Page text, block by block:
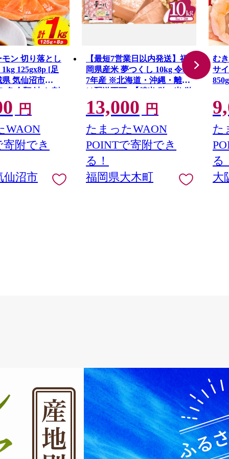
ン 切り落とし
125gx8p [足
気仙沼市
魚介類 鮭 お刺
身 生 生食 個
銀鮭 海鮮 海鮮
円
WAON
寄附でき
仙沼市
【最短7営業日以内発送】福
岡県産米 夢つくし 10kg 令和
7年産 ※北海道・沖縄・離島
は配送不可 |【精米 単一米 単
一原料米 7年産 国産 お米 ブ
ランド米 5kg × 2 ゆめつく
し】CY009_01
13,000 円
たまったWAON
POINTで寄附でき
る！
福岡県大木町
む
サ
た
る
大